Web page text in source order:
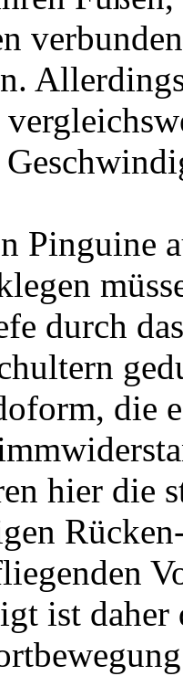
Pinguine
durch
die
hier die
ist